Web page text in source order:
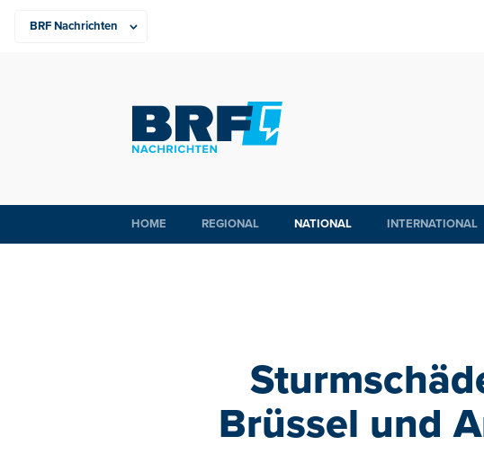
HOME REGIONAL NATIONAL INTERNATIONAL
Brüssel und